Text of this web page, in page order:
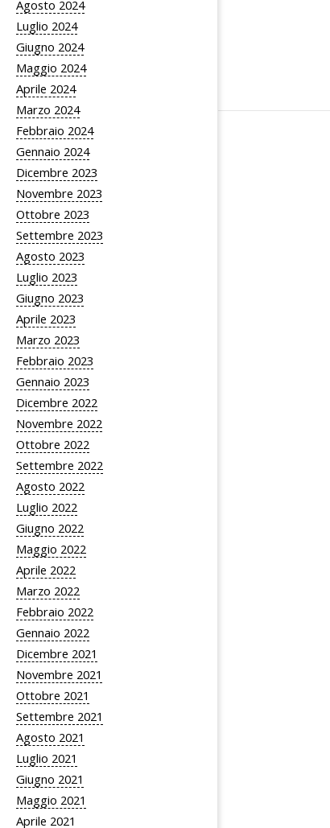
Agosto 2024
Luglio 2024
Giugno 2024
Maggio 2024
Aprile 2024
Marzo 2024
Febbraio 2024
Gennaio 2024
Dicembre 2023
Novembre 2023
Ottobre 2023
Settembre 2023
Agosto 2023
Luglio 2023
Giugno 2023
Aprile 2023
Marzo 2023
Febbraio 2023
Gennaio 2023
Dicembre 2022
Novembre 2022
Ottobre 2022
Settembre 2022
Agosto 2022
Luglio 2022
Giugno 2022
Maggio 2022
Aprile 2022
Marzo 2022
Febbraio 2022
Gennaio 2022
Dicembre 2021
Novembre 2021
Ottobre 2021
Settembre 2021
Agosto 2021
Luglio 2021
Giugno 2021
Maggio 2021
Aprile 2021